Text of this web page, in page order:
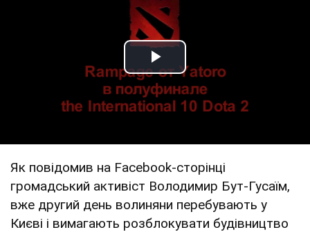
Play Video
Як повідомив на Facebook-сторінці
громадський активіст Володимир Бут-Гусаїм,
вже другий день волиняни перебувають у
Києві і вимагають розблокувати будівництво